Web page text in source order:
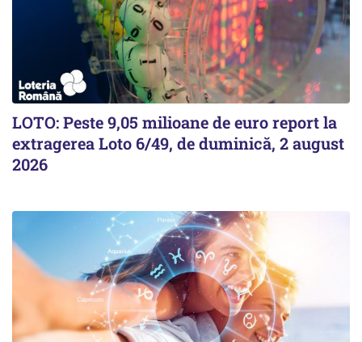
LOTO: Peste 9,05 milioane de euro report la
extragerea Loto 6/49, de duminică, 2 august
2026